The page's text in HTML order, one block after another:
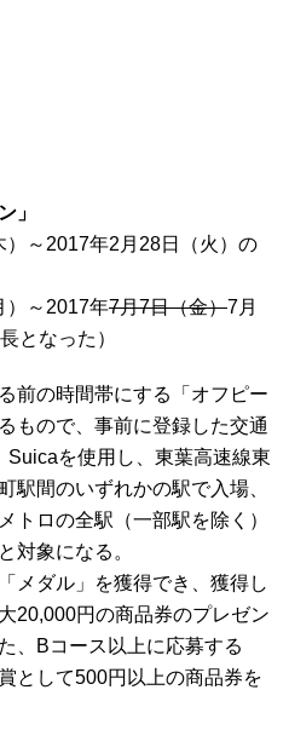
」
～2017年2月28日（火）の
）～2017年7月7日（金）7月
となった）
前の時間帯にする「オフピー
もので、事前に登録した交通
Suicaを使用し、東葉高速線東
駅間のいずれかの駅で入場、
トロの全駅（一部駅を除く）
対象になる。
メダル」を獲得でき、獲得し
20,000円の商品券のプレゼン
、Bコース以上に応募する
として500円以上の商品券を